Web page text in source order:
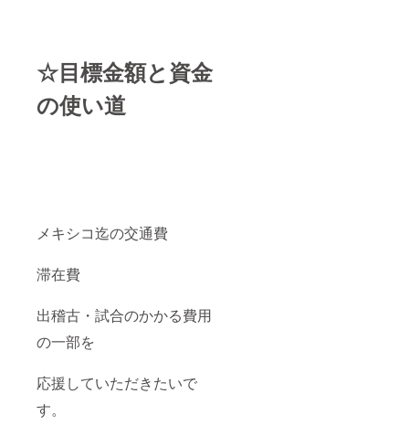
☆目標金額と資金
の使い道
メキシコ迄の交通費
滞在費
出稽古・試合のかかる費用
の一部を
応援していただきたいで
す。